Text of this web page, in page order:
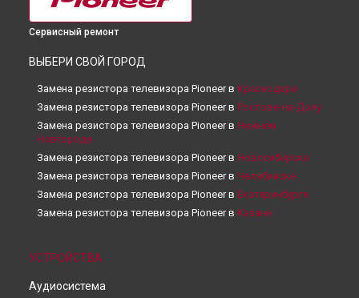
Сервисный ремонт
ВЫБЕРИ СВОЙ ГОРОД
Замена резистора телевизора Pioneer в Краснодаре
Замена резистора телевизора Pioneer в Ростове-на-Дону
Замена резистора телевизора Pioneer в Нижнем
Новгороде
Замена резистора телевизора Pioneer в Новосибирске
Замена резистора телевизора Pioneer в Челябинске
Замена резистора телевизора Pioneer в Екатеринбурге
Замена резистора телевизора Pioneer в Казани
Замена резистора телевизора Pioneer в
Замена резистора телевизора Pioneer в
УСТРОЙСТВА
Аудиосистема